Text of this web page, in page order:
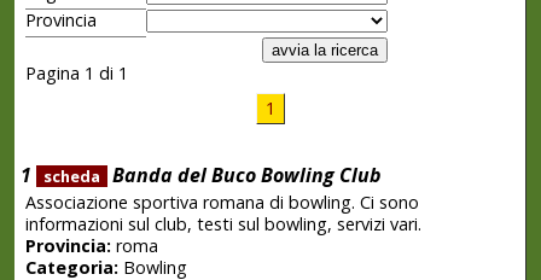
Provincia
Pagina 1 di 1
1
1 scheda Banda del Buco Bowling Club
Associazione sportiva romana di bowling. Ci sono
informazioni sul club, testi sul bowling, servizi vari.
Provincia:roma
Categoria:Bowling